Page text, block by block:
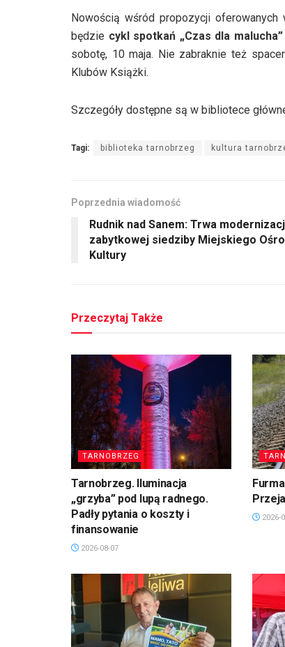
Nowością wśród propozycji oferowanych
będzie cykl spotkań „Czas dla
sobotę, 10 maja. Nie zabraknie też
Klubów Książki.
Szczegóły dostępne są w bibliotece
Tagi: biblioteka tarnobrzeg kultura
Poprzednia wiadomość
Rudnik nad Sanem: Trwa
zabytkowej siedziby Miejskiego
Kultury
Przeczytaj Także
TARNOBRZEG
Tarnobrzeg. Iluminacja
„grzyba” pod lupą radnego.
Padły pytania o koszty i
finansowanie
2026-08-07
2026-